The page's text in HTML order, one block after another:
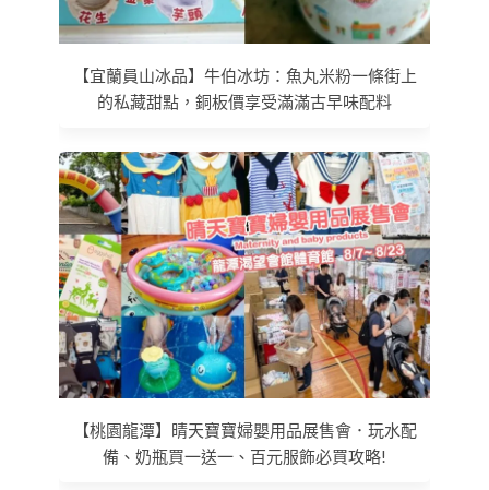
【宜蘭員山冰品】牛伯冰坊：魚丸米粉一條街上
的私藏甜點，銅板價享受滿滿古早味配料
【桃園龍潭】晴天寶寶婦嬰用品展售會．玩水配
備、奶瓶買一送一、百元服飾必買攻略!